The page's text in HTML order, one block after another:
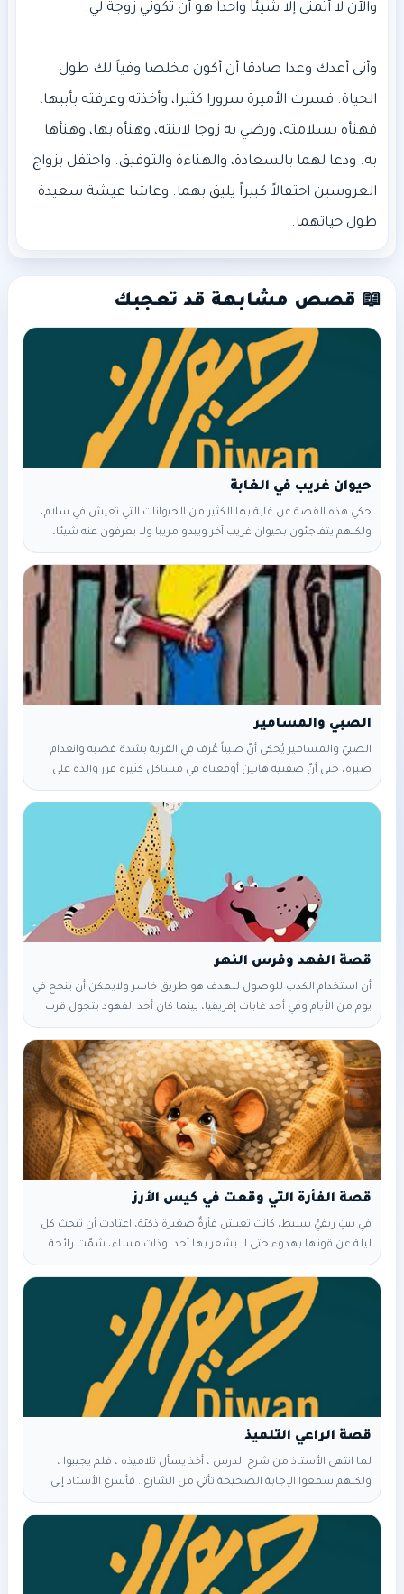
وأنى أعدك وعدا صادقا أن أكون مخلصا وفياً لك طول
الحياة. فسرت الأميرة سرورا كثيرا، وأخذته وعرفته بأبيها،
فهنأه بسلامته، ورضي به زوجا لابنته، وهنأه بها، وهنأها
به. ودعا لهما بالسعادة، والهناءة والتوفيق. واحتفل بزواج
العروسين احتفالاً كبيراً يليق بهما. وعاشا عيشة سعيدة
طول حياتهما.
📖 قصص مشابهة قد تعجبك
حيوان غريب في الغابة
حكي هذه القصة عن غابة بها الكثير من الحيوانات التي تعيش في سلام،
ولكنهم يتفاجئون بحيوان غريب آخر ويبدو مريبا ولا يعرفون عنه شيئا،
فماذا حدث يا ترى وما هي التفاصيل؟ هذا ما سوف نعرفه في القصة
بالأسفل. في غابة بعيدة، كانت تعيش حيوانات متنوعة من الحيوانات
البرية، من الأسود والنمور والفهود والزرافات والفيلة والحمير الوحشية
والأرانب والطيور والثعالب والضفادع. كانت الغابة
الصبي والمسامير
‎الصبيّ والمسامير يُحكى أنّ صبياً عُرف في القرية بشدة غضبه وانعدام
صبره، حتى أنّ صفتيه هاتين أوقعتاه في مشاكل كثيرة قرر والده على
إثرها أن يعلمه درساً في التأني والتحكم في الغضب، فأحضر له كيساً
مملوءاً بالمسامير ووضعه أمامه قائلاً: يا بُنيّ أريد منك أن تدق مسماراً
في سياج حديقتنا الخشبي كلما شعرت بالغضب من شخص أو موقف ما
‎أن استخدام الكذب للوصول للهدف هو طريق خاسر ولايمكن أن ينجح ‎في
يوم من الأيام وفي أحد غابات إفريقيا، بينما كان أحد الفهود يتجول قرب
ضفة النهر باحثا عن فريسة يسد بها رمقه، ‎لمح قطيعا من الغزلان يرعى
العشب على الضفة المقابلة. ‎فقال في نفسه وهو ينظر إليها: "ليتني أعرف
السباحة، فأعبر النهر وأفترس غزالا أملئ به معدتي الخاوية." ‎التفت الفهد
يمنةً ويسرةً باحثاً
في بيتٍ ريفيٍّ بسيط، كانت تعيش فأرةٌ صغيرة ذكيّة، اعتادت أن تبحث كل
ليلة عن قوتها بهدوء حتى لا يشعر بها أحد. وذات مساء، شمّت رائحة
الأرزّ الزكيّة، فتتبعت الأثر حتى وصلت إلى كيسٍ كبيرٍ مليء بالأرز. قالت
الفأرة بسعادة: “يا له من كنز! سأعيش أيامًا من دون جوع!” قفزت إلى
داخل الكيس، وبدأت تأكل بفرحٍ ونهم. مرّ الوقت… وأكلت أكثر… وأكثر… حتى
امتلأ بطنها وثقل جسدها. حين
قصة الراعي التلميذ
لما انتهى الأستاذ من شرح الدرس ، أخذ يسأل تلاميذه ، فلم يجيبوا ،
ولكنهم سمعوا الإجابة الصحيحة تأتي من الشارع . فأسرع الأستاذ إلى
النافذة ، فرأى راعيا يتطلع إليه ، فقال الأستاذ للراعي : أأنت الذي أجبت عن
سؤالي ؟ قال الراعي : نعم يا سيدي . قال الأستاذ : وأين تعلمت ؟ قال
الراعي : هنا يا سيدي ،